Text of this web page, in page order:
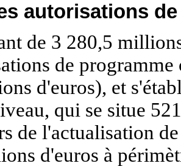
autorisations
de 3 280,5
de
d'euros), et
qui se situe
de l'actualisation
d'euros à